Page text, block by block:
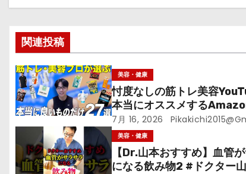
シ
ョ
ン
関連投稿
美容・健康
忖度なしの筋トレ美容
本当にオススメする
ムデーセールで買うべきも
7月 16, 2026
美容・健康
【Dr.山本おすすめ】血管
になる飲み物2 #ドクター